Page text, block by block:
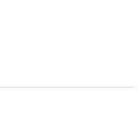
ohne Wunschtext